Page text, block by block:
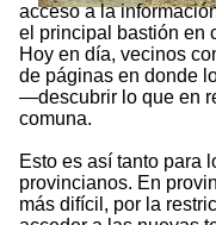
acceso a la
el principal bastión en
Hoy en día, vecinos
de páginas en donde
—descubrir lo que en
comuna.
Esto es así tanto para
provincianos. En
más difícil, por la